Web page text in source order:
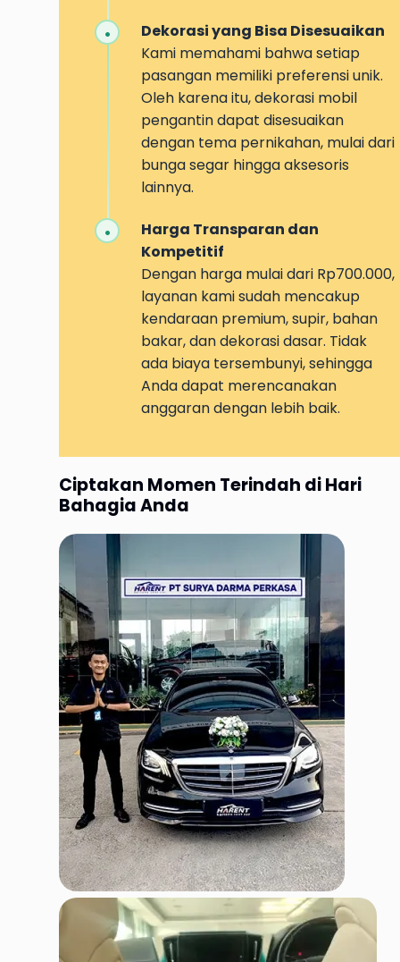
Dekorasi yang Bisa Disesuaikan
Kami memahami bahwa setiap
pasangan memiliki preferensi unik.
Oleh karena itu, dekorasi mobil
pengantin dapat disesuaikan
dengan tema pernikahan, mulai dari
bunga segar hingga aksesoris
lainnya.
Harga Transparan dan
Kompetitif
Dengan harga mulai dari Rp700.000,
layanan kami sudah mencakup
kendaraan premium, supir, bahan
bakar, dan dekorasi dasar. Tidak
ada biaya tersembunyi, sehingga
Anda dapat merencanakan
anggaran dengan lebih baik.
Ciptakan Momen Terindah di Hari
Bahagia Anda